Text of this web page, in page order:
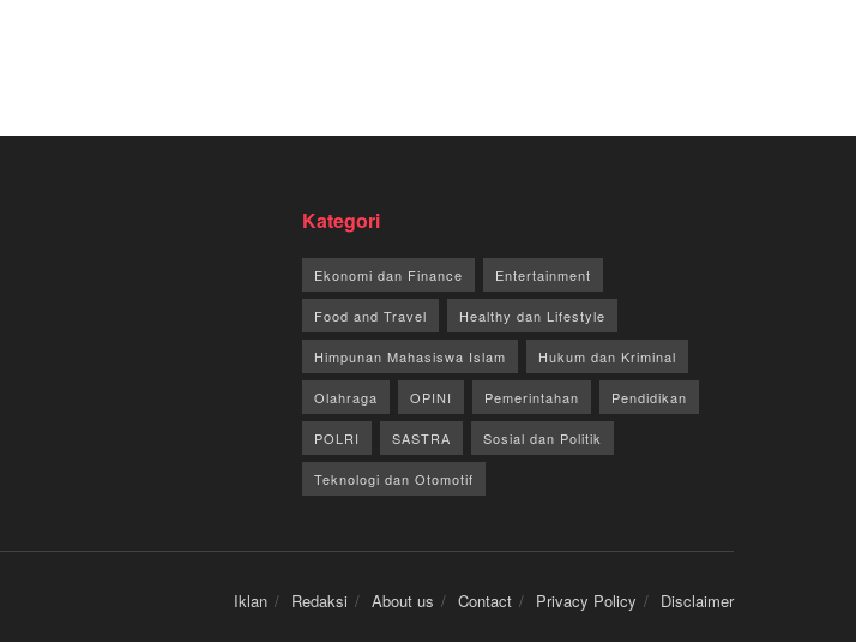
Kategori
Ekonomi dan Finance Entertainment
Food and Travel Healthy dan Lifestyle
Himpunan Mahasiswa Islam Hukum dan Kriminal
Olahraga OPINI Pemerintahan Pendidikan
POLRI SASTRA Sosial dan Politik
Teknologi dan Otomotif
Iklan Redaksi About us Contact Privacy Policy Disclaimer